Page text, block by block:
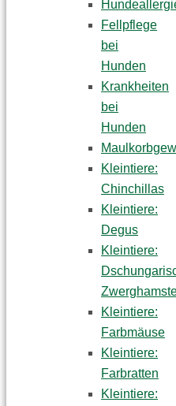
Fellpflege
bei
Hunden
Krankheiten
bei
Hunden
Kleintiere:
Chinchillas
Kleintiere:
Degus
Kleintiere:
Kleintiere:
Farbmäuse
Kleintiere:
Farbratten
Kleintiere: